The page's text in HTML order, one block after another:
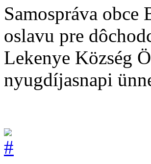
Samospráva
oslavu pre
Lekenye Község
nyugdíjasnapi